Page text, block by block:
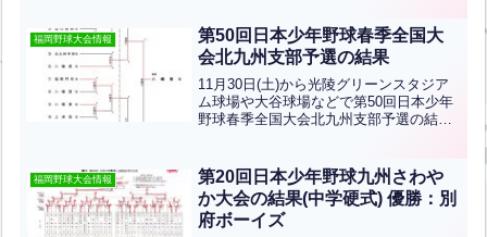
の皆さん。優勝おめでとうございます。
準優勝は京築...全文はクリック
福岡野球大会情報
第50回日本少年野球春季全国大
会北九州支部予選の結果
11月30日(土)から光陵グリーンスタジア
ム球場や大谷球場などで第50回日本少年
野球春季全国大会北九州支部予選の結果
めでとうございます！！第50回日本少年
野球春季全国大...全文はクリック
福岡野球大会情報
第20回日本少年野球九州さわや
か大会の結果(中学硬式) 優勝：別
府ボーイズ